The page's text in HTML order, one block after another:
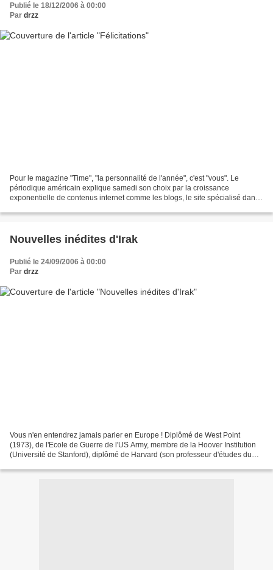
Publié le 18/12/2006 à 00:00
Par drzz
Pour le magazine "Time", "la personnalité de l'année", c'est "vous". Le
périodique américain explique samedi son choix par la croissance
exponentielle de contenus internet comme les blogs, le site spécialisé dans
Nouvelles inédites d'Irak
Publié le 24/09/2006 à 00:00
Par drzz
Vous n'en entendrez jamais parler en Europe ! Diplômé de West Point
(1973), de l'Ecole de Guerre de l'US Army, membre de la Hoover Institution
(Université de Stanford), diplômé de Harvard (son professeur d'études du